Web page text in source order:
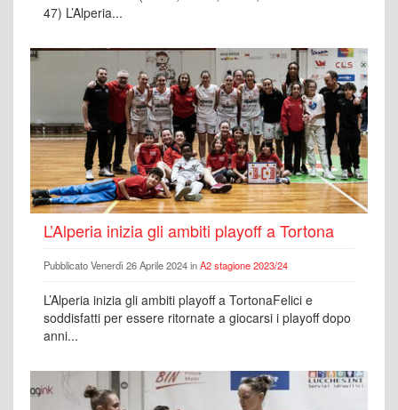
47) L’Alperia...
L’Alperia inizia gli ambiti playoff a Tortona
Pubblicato Venerdì 26 Aprile 2024 inA2 stagione 2023/24
L’Alperia inizia gli ambiti playoff a TortonaFelici e
soddisfatti per essere ritornate a giocarsi i playoff dopo
anni...